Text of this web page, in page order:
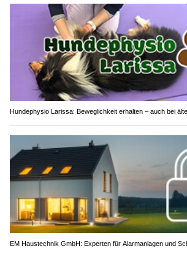
Hundephysio Larissa: Beweglichkeit erhalten – auch bei
EM Haustechnik GmbH: Experten für Alarmanlagen und